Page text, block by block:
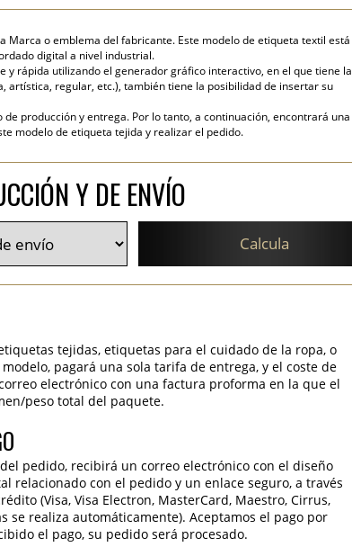
10000 pz.
412,038 COP
4.120.380 COP
15000 pz.
291,34 COP
4.370.100 COP
20000 pz.
241,396 COP 4.827.920 COP
o emblema del fabricante. Este modelo de etiqueta textil está
digital a nivel industrial.
y rápida utilizando el generador gráfico interactivo, en el que tiene la
artística, regular, etc.), también tiene la posibilidad de insertar su
producción y entrega. Por lo tanto, a continuación, encontrará una
modelo de etiqueta tejida y realizar el pedido.
Y DE ENVÍO
Calcula
tejidas, etiquetas para el cuidado de la ropa, o
pagará una sola tarifa de entrega, y el coste de
electrónico con una factura proforma en la que el
peso total del paquete.
pedido, recibirá un correo electrónico con el diseño
con el pedido y un enlace seguro, a través
(Visa, Visa Electron, MasterCard, Maestro, Cirrus,
se realiza automáticamente). Aceptamos el pago por
el pago, su pedido será procesado.